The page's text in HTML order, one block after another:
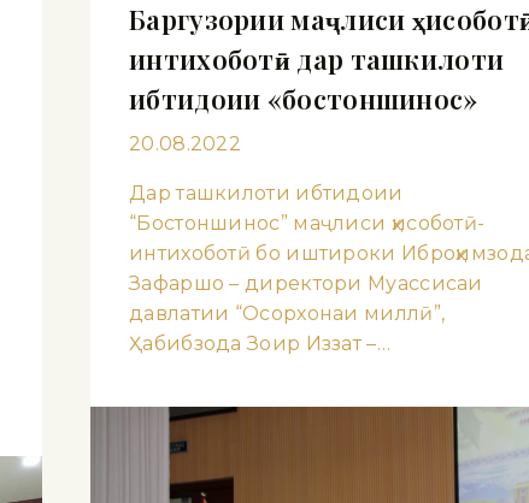
Баргузории маҷлиси
интихоботӣ дар ташкилоти
ибтидоии «бостоншинос»
20.08.2022
Дар ташкилоти ибтидоии
“Бостоншинос” маҷлиси ҳисоботӣ-
интихоботӣ бо иштироки
Зафаршо – директори Муассисаи
давлатии “Осорхонаи миллӣ”,
Ҳабибзода Зоир Иззат –…